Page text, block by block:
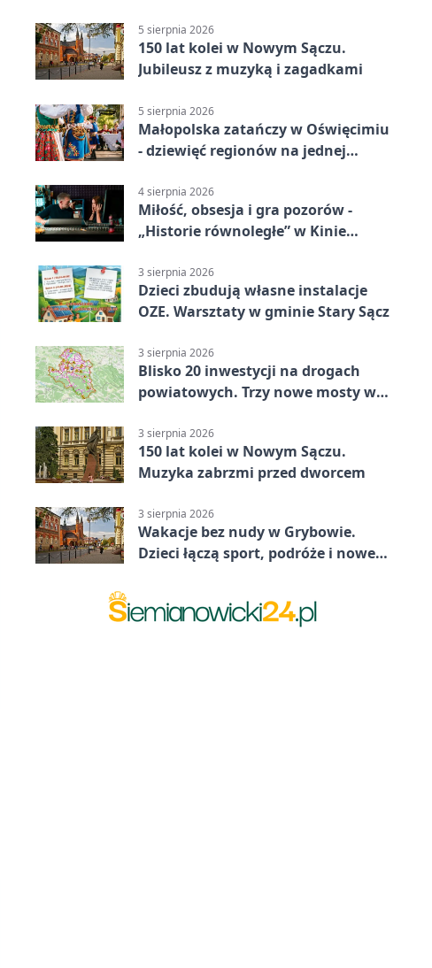
5 sierpnia 2026
150 lat kolei w Nowym Sączu.
Jubileusz z muzyką i zagadkami
5 sierpnia 2026
Małopolska zatańczy w Oświęcimiu
- dziewięć regionów na jednej
4 sierpnia 2026
Miłość, obsesja i gra pozorów -
„Historie równoległe” w Kinie
3 sierpnia 2026
Dzieci zbudują własne instalacje
OZE. Warsztaty w gminie Stary Sącz
3 sierpnia 2026
Blisko 20 inwestycji na drogach
powiatowych. Trzy nowe mosty w
3 sierpnia 2026
150 lat kolei w Nowym Sączu.
Muzyka zabrzmi przed dworcem
3 sierpnia 2026
Wakacje bez nudy w Grybowie.
Dzieci łączą sport, podróże i nowe